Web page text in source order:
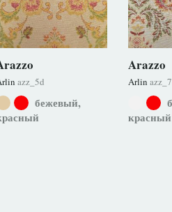
azz_5d
бежевый,
Arazzo
Arlin
красный